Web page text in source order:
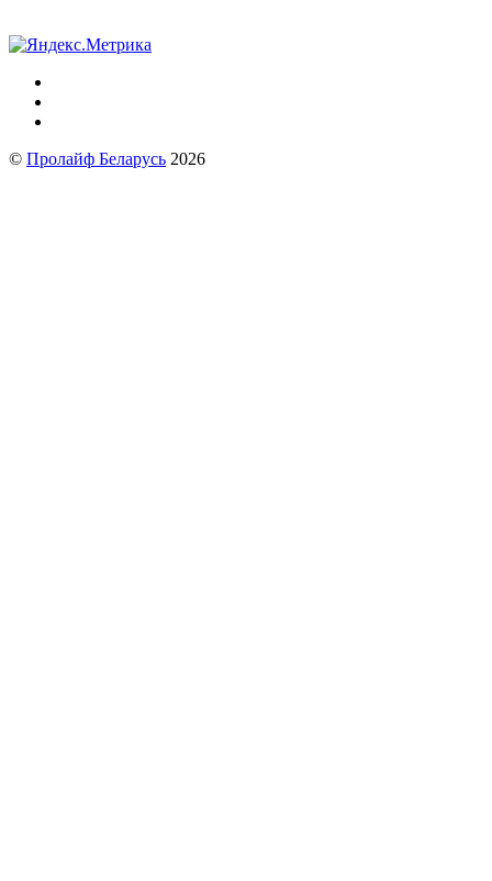
© Пролайф Беларусь 2026